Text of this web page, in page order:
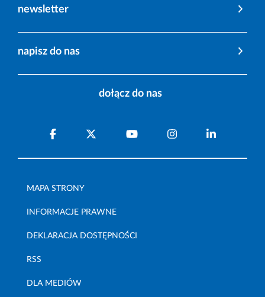
newsletter
napisz do nas
dołącz do nas
MAPA STRONY
INFORMACJE PRAWNE
DEKLARACJA DOSTĘPNOŚCI
RSS
DLA MEDIÓW